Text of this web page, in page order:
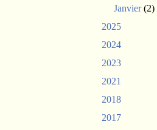
Janvier(2)
2025
2024
2023
2021
2018
2017